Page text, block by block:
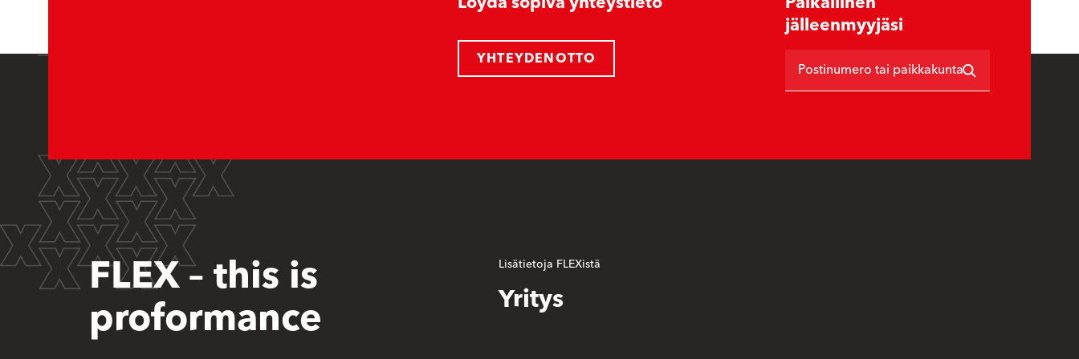
YHTEYDENOTTO
jälleenmyyjäsi
Postinumero tai paikkakunta
FLEX – this is
proformance
Lisätietoja FLEXistä
Yritys